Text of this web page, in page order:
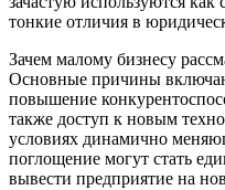
тонкие отличия в
Зачем малому бизнесу
Основные причины
повышение
также доступ к новым
условиях динамично
поглощение могут стать
вывести предприятие на